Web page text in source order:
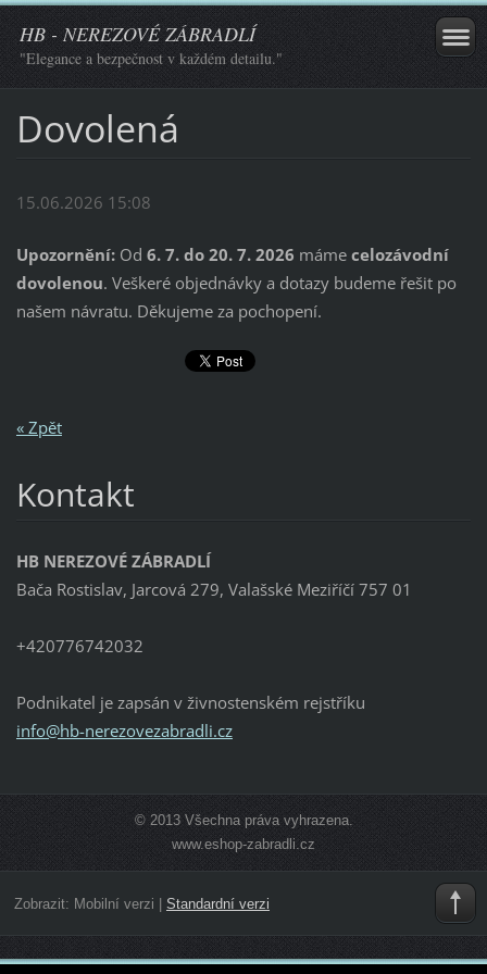
HB - NEREZOVÉ ZÁBRADLÍ
"Elegance a bezpečnost v každém detailu."
Dovolená
15.06.2026 15:08
Upozornění:Od 6. 7. do 20. 7. 2026 máme celozávodní
dovolenou. Veškeré objednávky a dotazy budeme řešit po
našem návratu. Děkujeme za pochopení.
« Zpět
Kontakt
HB NEREZOVÉ ZÁBRADLÍ
Bača Rostislav, Jarcová 279, Valašské Meziříčí 757 01
+420776742032
Podnikatel je zapsán v živnostenském rejstříku
info@hb-nerezovezabradli.cz
© 2013 Všechna práva vyhrazena.
www.eshop-zabradli.cz
Zobrazit: Mobilní verzi Standardní verzi